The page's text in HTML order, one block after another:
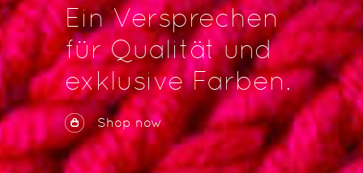
Ein Versprechen
für Qualität und
exklusive Farben.
Shop now